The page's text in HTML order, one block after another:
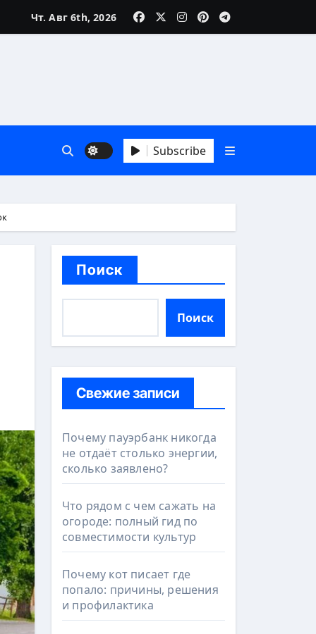
Чт. Авг 6th, 2026
Subscribe
Поиск
Поиск
Свежие записи
Почему пауэрбанк никогда
не отдаёт столько энергии,
сколько заявлено?
Что рядом с чем сажать на
огороде: полный гид по
совместимости культур
Почему кот писает где
попало: причины, решения
и профилактика